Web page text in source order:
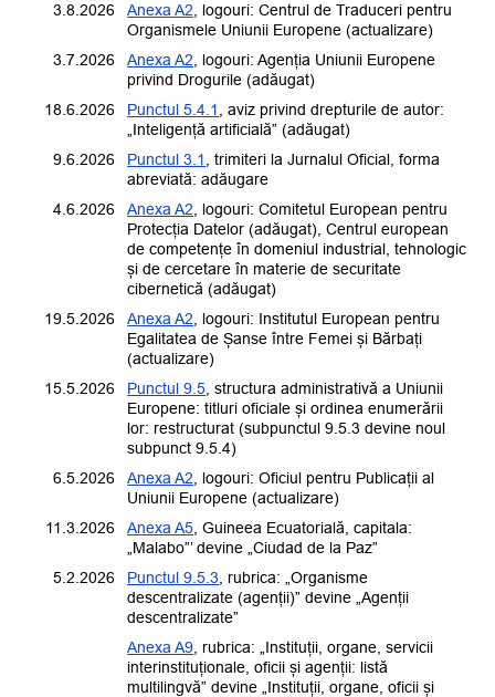
3.8.2026
Anexa A2 , logouri:Centrul de Traduceri pentru
Organismele Uniunii Europene (actualizare)
3.7.2026
Anexa A2 , logouri:Agenția Uniunii Europene
privind Drogurile (adăugat)
18.6.2026
Punctul 5.4.1
, aviz privind drepturile de autor:
„Inteligență artificială” (adăugat)
9.6.2026
Punctul 3.1
, trimiteri la Jurnalul Oficial, forma
abreviată: adăugare
4.6.2026
Anexa A2 , logouri:Comitetul European pentru
Protecția Datelor (adăugat),Centrul european
de competențe în domeniul industrial, tehnologic
și de cercetare în materie de securitate
cibernetică (adăugat)
19.5.2026
Anexa A2 , logouri: Institutul European pentru
Egalitatea de Șanse între Femei și Bărbați
(actualizare)
15.5.2026
Punctul 9.5 , structura administrativă a Uniunii
Europene: titluri oficiale și ordinea enumerării
lor: restructurat (subpunctul 9.5.3 devine noul
subpunct 9.5.4)
6.5.2026
Anexa A2 , logouri:Oficiul pentru Publicații al
Uniunii Europene (actualizare)
11.3.2026
Anexa A5 ,Guineea Ecuatorială, capitala:
„Malabo”’ devine „Ciudad de la Paz”
5.2.2026
Punctul 9.5.3 , rubrica: „Organisme
descentralizate (agenții)” devine „Agenții
descentralizate”
Anexa A9 , rubrica: „Instituții, organe, servicii
interinstituționale, oficii și agenții: listă
multilingvă” devine „Instituții, organe, oficii și